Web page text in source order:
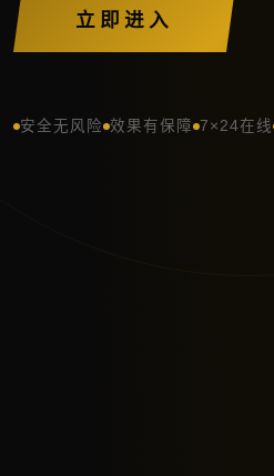
立即进入
安全无风险 效果有保障 7×24在线